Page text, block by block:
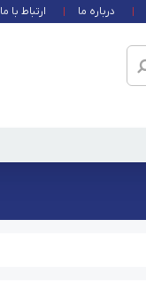
درباره ما ارتباط با ما